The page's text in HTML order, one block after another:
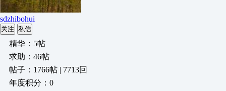
sdzhibohui
关注 私信
精华：5帖
求助：46帖
帖子：1766帖 | 7713回
年度积分：0